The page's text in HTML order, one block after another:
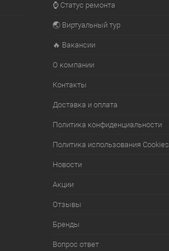
⌚ Статус ремонта
🌏 Виртуальный тур
🔥 Вакансии
О компании
Контакты
Доставка и оплата
Политика конфиденциальности
Политика использования Cookies
Новости
Акции
Отзывы
Бренды
Вопрос ответ